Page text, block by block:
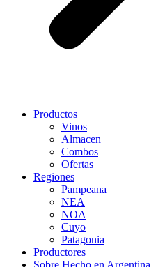
Productos
Vinos
Almacen
Combos
Ofertas
Regiones
Pampeana
NEA
NOA
Cuyo
Patagonia
Productores
Sobre Hecho en Argentina